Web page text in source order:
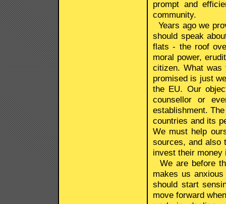
prompt and
community.
Years ago we
should speak
flats - the roof
moral power,
citizen. What was
promised is just
the EU. Our
counsellor or
establishment.
countries and its
We must help
sources, and also
invest their
We are before
makes us
should start
move forward